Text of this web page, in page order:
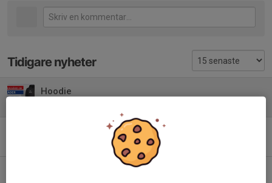
Tidigare nyheter
Hoodie
Fotbollsskolan - sista anmälan 13/5
0
Fotbollsskolan 2026 - anmälan öppen!